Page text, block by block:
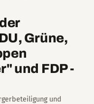
Grüne,
und FDP -
und